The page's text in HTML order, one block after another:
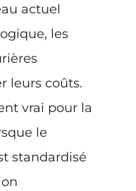
actuel
les
leurs coûts.
vrai pour la
le
standardisé